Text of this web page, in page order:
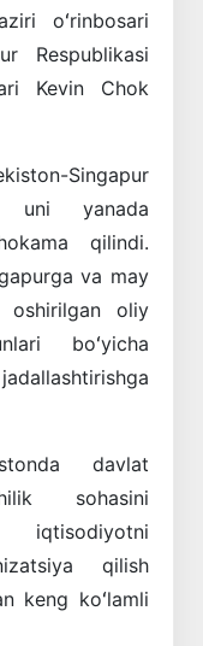
oʻrinbosari
Respublikasi
Kevin Chok
Singapur
uni yanada
qilindi.
va may
oshirilgan oliy
boʻyicha
davlat
sohasini
qilish
keng koʻlamli